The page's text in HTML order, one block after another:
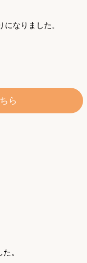
なりました。
ら